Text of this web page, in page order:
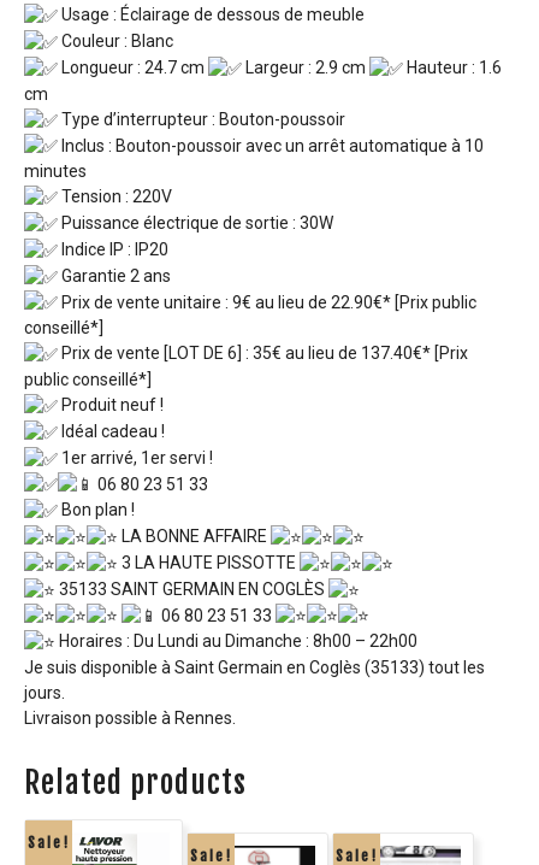
Usage : Éclairage de dessous de meuble
Couleur : Blanc
Longueur : 24.7 cm
Largeur : 2.9 cm
Hauteur : 1.6
cm
Type d’interrupteur : Bouton-poussoir
Inclus : Bouton-poussoir avec un arrêt automatique à 10
minutes
Tension : 220V
Puissance électrique de sortie : 30W
Indice IP : IP20
Garantie 2 ans
Prix de vente unitaire : 9€ au lieu de 22.90€* [Prix public
conseillé*]
Prix de vente [LOT DE 6] : 35€ au lieu de 137.40€* [Prix
public conseillé*]
Produit neuf !
Idéal cadeau !
1er arrivé, 1er servi !
06 80 23 51 33
Bon plan !
LA BONNE AFFAIRE
3 LA HAUTE PISSOTTE
35133 SAINT GERMAIN EN COGLÈS
06 80 23 51 33
Horaires : Du Lundi au Dimanche : 8h00 – 22h00
Je suis disponible à Saint Germain en Coglès (35133) tout les
jours.
Livraison possible à Rennes.
Related products
Sale!
Sale! Sale!